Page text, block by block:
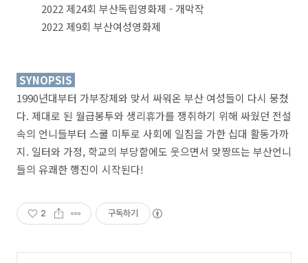
2022 제24회 부산독립영화제 - 개막작
2022 제9회 부산여성영화제
SYNOPSIS
1990년대부터 가부장제와 맞서 싸워온 부산 여성들이 다시 뭉쳤
다. 제대로 된 월급봉투와 생리휴가를 쟁취하기 위해 싸웠던 전설
속의 언니들부터 스쿨 미투로 사회에 일침을 가한 십대 활동가까
지. 일터와 가정, 학교의 부당함에도 웃으면서 맞짱뜨는 부산언니
들의 유쾌한 행진이 시작된다!
2 구독하기